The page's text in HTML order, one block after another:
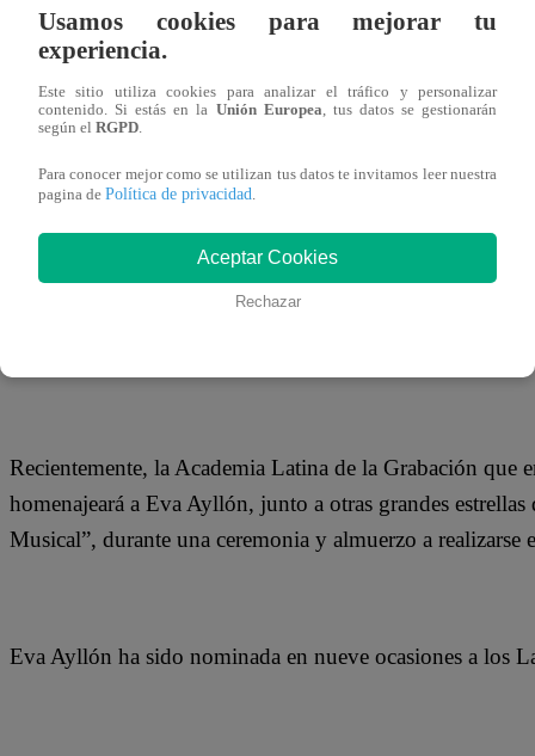
Redacción Latina
28 de agosto 2019
La reconocida intérprete musical y cantante criolla
Eva Ayllón es considerada una de los más grandes
mundo, con una carrera ininterrumpida de 49 años. Por
Recientemente, la Academia Latina de la Grabación que
homenajeará a Eva Ayllón, junto a otras grandes
Musical”, durante una ceremonia y almuerzo a
Eva Ayllón ha sido nominada en nueve ocasiones a los
Usamos cookies para mejorar tu
experiencia.
Este sitio utiliza cookies para analizar el tráfico y personalizar
contenido. Si estás en la Unión Europea , tus datos se gestionarán
según el RGPD
Para conocer mejor como se utilizan tus datos te invitamos leer nuestra
pagina de Política de privacidad
Aceptar Cookies
Rechazar